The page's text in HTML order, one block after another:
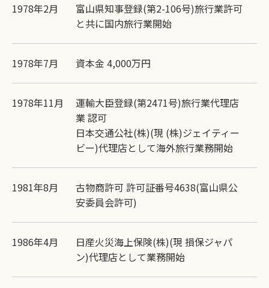
1978年2月
富山県知事登録(第2-106号)旅行業許可
と共に国内旅行業開始
1978年7月 資本金 4,000万円
1978年11月
運輸大臣登録(第2471号)旅行業代理店
業 認可
日本交通公社(株)(現 (株)ジェイティー
ビー)代理店として海外旅行業務開始
1981年8月
古物商許可 許可証番号4638(富山県公
安委員会許可)
1986年4月
日産火災海上保険(株)(現 損保ジャパ
ン)代理店として業務開始